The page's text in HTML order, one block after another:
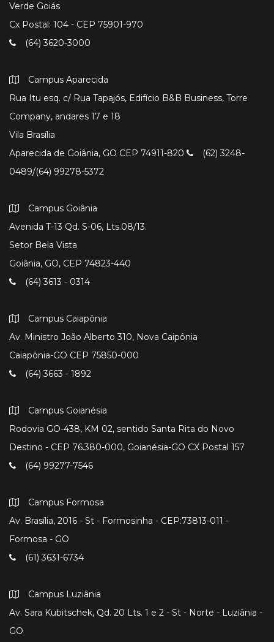
Verde Goiás
Cx Postal: 104 - CEP 75901-970
(64) 3620-3000
Campus Aparecida
Rua Itu esq. c/ Rua Tapajós, Edifício B&B Business, Torre
Company, andares 17 e 18
Vila Brasília
Aparecida de Goiânia, GO CEP 74911-820
(62) 3248-
0489/(64) 99278-5372
Campus Goiânia
Avenida T-13 Qd. S-06, Lts.08/13.
Setor Bela Vista
Goiânia, GO, CEP 74823-440
(64) 3613 - 0314
Campus Caiapônia
Av. Ministro João Alberto 310, Nova Caipônia
Caiapônia-GO CEP 75850-000
(64) 3663 - 1892
Campus Goianésia
Rodovia GO-438, KM 02, sentido Santa Rita do Novo
Destino - CEP 76.380-000, Goianésia-GO CX Postal 157
(64) 99277-7546
Campus Formosa
Av. Brasília, 2016 - St - Formosinha - CEP:73813-011 -
Formosa - GO
(61) 3631-6734
Campus Luziânia
Av. Sara Kubitschek, Qd. 20 Lts. 1 e 2 - St - Norte - Luziânia -
GO